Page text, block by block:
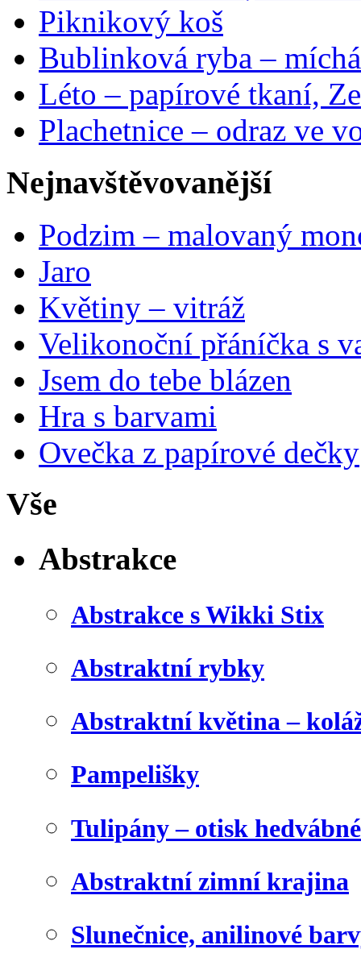
Piknikový koš
Bublinková ryba –
Léto – papírové tkaní,
Plachetnice – odraz ve
Nejnavštěvovanější
Podzim – malovaný
Jaro
Květiny – vitráž
Velikonoční přáníčka s
Jsem do tebe blázen
Hra s barvami
Ovečka z papírové dečky
Vše
Abstrakce
Abstrakce s Wikki Stix
Abstraktní rybky
Abstraktní květina –
Pampelišky
Tulipány – otisk
Abstraktní zimní krajina
Slunečnice, anilinové